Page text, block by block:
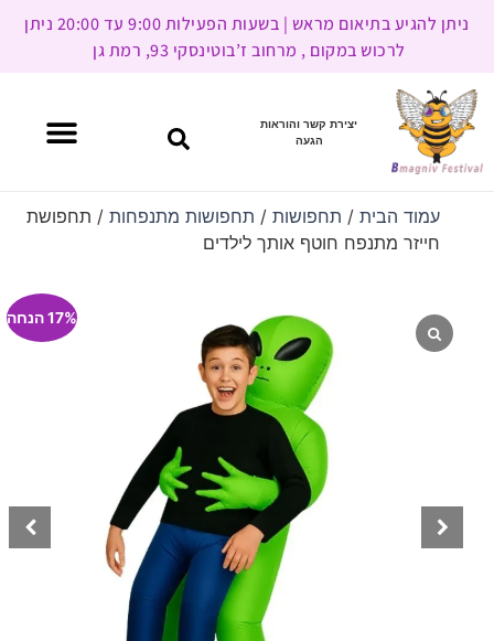
ניתן להגיע בתיאום מראש | בשעות הפעילות 9:00 עד 20:00 ניתן
לרכוש במקום , מרחוב ז’בוטינסקי 93, רמת גן
יצירת קשר והוראות
הגעה
עמוד הבית/ תחפושות/ תחפושות מתנפחות/ תחפושת
חייזר מתנפח חוטף אותך לילדים
17% הנחה